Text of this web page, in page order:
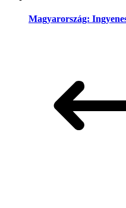
Magyarország: